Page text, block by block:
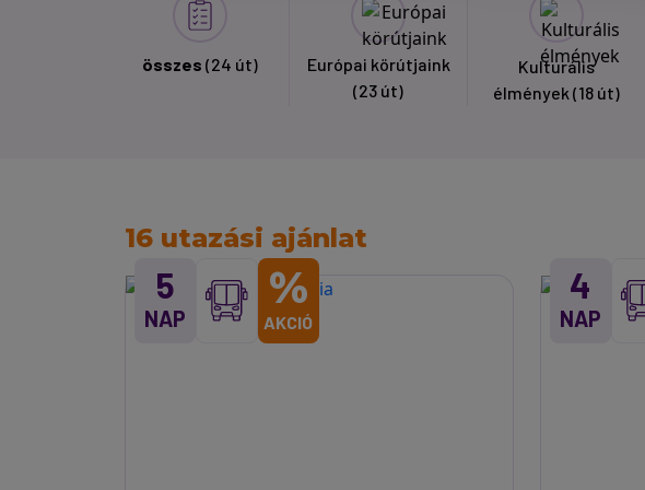
összes (24 út)
Európai körútjaink
(23 út)
Kulturális
élmények (18 út)
16 utazási ajánlat
5
NAP
%
AKCIÓ
4
NAP